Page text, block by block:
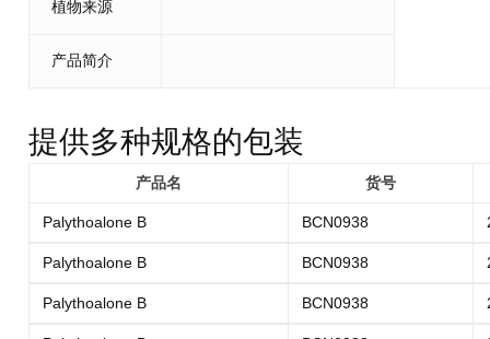
植物来源
产品简介
提供多种规格的包装
产品名 货号
Palythoalone B BCN0938
Palythoalone B BCN0938
Palythoalone B BCN0938